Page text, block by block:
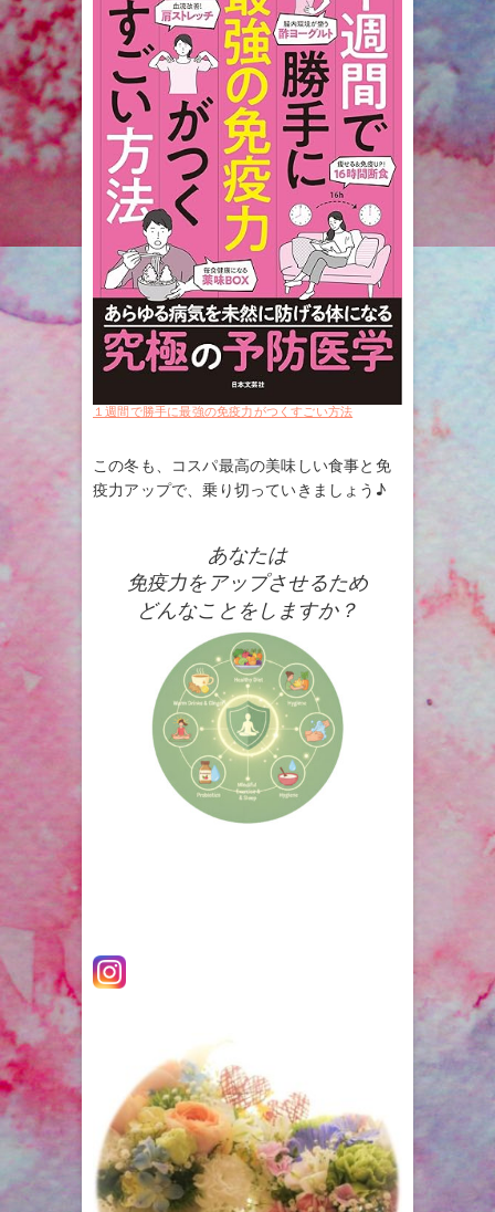
１週間で勝手に最強の免疫力がつくすごい方法
この冬も、コスパ最高の美味しい食事と免
疫力アップで、乗り切っていきましょう♪
あなたは
免疫力をアップさせるため
どんなことをしますか？